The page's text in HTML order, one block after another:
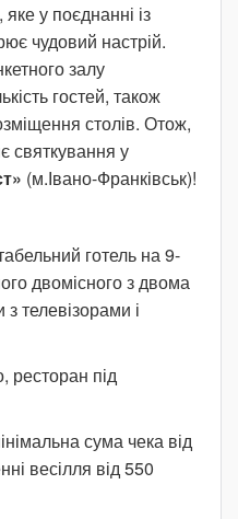
у поєднанні із
чудовий настрій.
залу
гостей, також
столів. Отож,
святкування у
(м.Івано-Франківськ)!
готель на 9-
двомісного з двома
телевізорами і
ресторан під
сума чека від
весілля від 550